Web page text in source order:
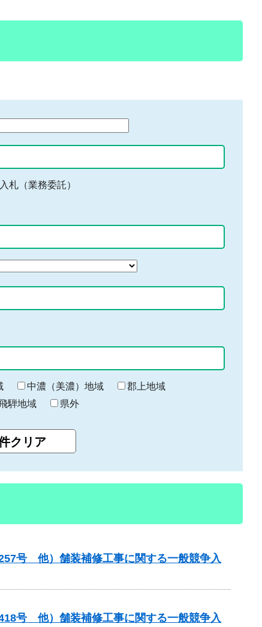
札（業務委託）
中濃（美濃）地域
郡上地域
騨地域 県外
号 他）舗装補修工事に関する一般競争入
号 他）舗装補修工事に関する一般競争入